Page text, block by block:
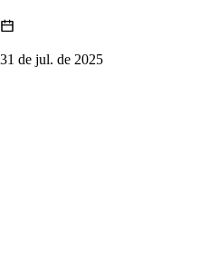
31 de jul. de 2025